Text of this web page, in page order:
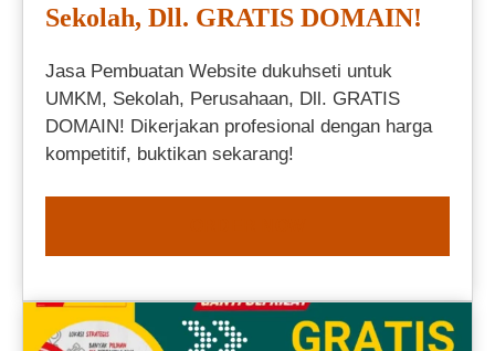
Sekolah, Dll. GRATIS DOMAIN!
Jasa Pembuatan Website dukuhseti untuk
UMKM, Sekolah, Perusahaan, Dll. GRATIS
DOMAIN! Dikerjakan profesional dengan harga
kompetitif, buktikan sekarang!